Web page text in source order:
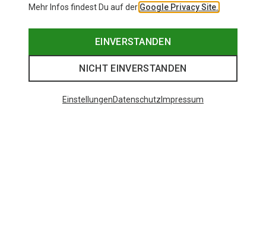
Mehr Infos findest Du auf der Google Privacy Site.
EINVERSTANDEN
NICHT EINVERSTANDEN
EinstellungenDatenschutz Impressum